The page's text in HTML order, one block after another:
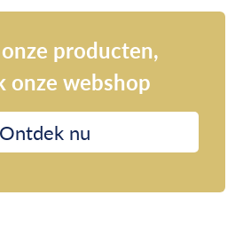
producten,
onze webshop
Ontdek nu